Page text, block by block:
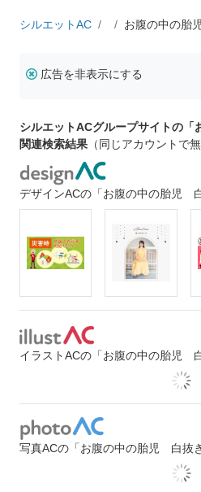
シルエットAC お腹の中の胎
広告を非表示にする
シルエットACグループサイトの
関連検索結果 （同じアカウントで
デザインACの「お腹の中の胎児
イラストACの「お腹の中の胎児
写真ACの「お腹の中の胎児 白抜